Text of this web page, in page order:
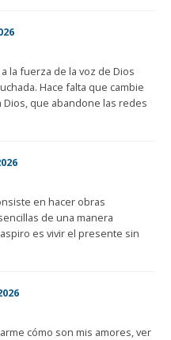
la fuerza de la voz de Dios
Hace falta que cambie
que abandone las redes
en hacer obras
de una manera
es vivir el presente sin
cómo son mis amores, ver